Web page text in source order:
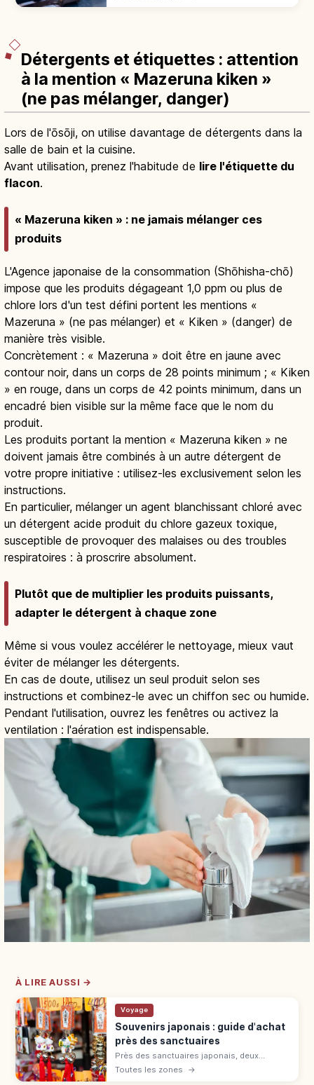
Détergents et étiquettes : attention
à la mention « Mazeruna kiken »
(ne pas mélanger, danger)
Lors de l'ōsōji, on utilise davantage de détergents dans la
salle de bain et la cuisine.
Avant utilisation, prenez l'habitude de lire l'étiquette du
flacon.
« Mazeruna kiken » : ne jamais mélanger ces
produits
L'Agence japonaise de la consommation (Shōhisha-chō)
impose que les produits dégageant 1,0 ppm ou plus de
chlore lors d'un test défini portent les mentions «
Mazeruna » (ne pas mélanger) et « Kiken » (danger) de
manière très visible.
Concrètement : « Mazeruna » doit être en jaune avec
contour noir, dans un corps de 28 points minimum ; « Kiken
» en rouge, dans un corps de 42 points minimum, dans un
encadré bien visible sur la même face que le nom du
produit.
Les produits portant la mention « Mazeruna kiken » ne
doivent jamais être combinés à un autre détergent de
votre propre initiative : utilisez-les exclusivement selon les
instructions.
En particulier, mélanger un agent blanchissant chloré avec
un détergent acide produit du chlore gazeux toxique,
susceptible de provoquer des malaises ou des troubles
respiratoires : à proscrire absolument.
Plutôt que de multiplier les produits puissants,
adapter le détergent à chaque zone
Même si vous voulez accélérer le nettoyage, mieux vaut
éviter de mélanger les détergents.
En cas de doute, utilisez un seul produit selon ses
instructions et combinez-le avec un chiffon sec ou humide.
Pendant l'utilisation, ouvrez les fenêtres ou activez la
ventilation : l'aération est indispensable.
À LIRE AUSSI →
Voyage
Souvenirs japonais : guide d'achat
près des sanctuaires
Près des sanctuaires japonais, deux
catégories : juyohin sacrés (omamori,
Toutes les zones →